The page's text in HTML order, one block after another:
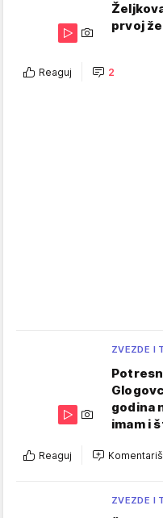
prvoj
Reaguj 2
ZVEZDE I
godina
imam i
Reaguj
ZVEZDE I